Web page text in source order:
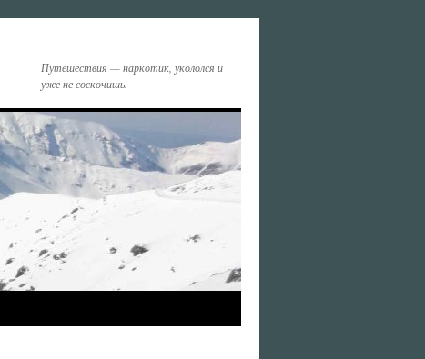
Путешествия — наркотик, укололся и
уже не соскочишь.